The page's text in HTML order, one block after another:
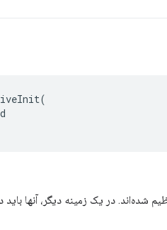
باشید که پیش‌فرض‌ها در اینجا برای دستگاه‌های خواب‌آلود 802.15.4 تنظیم شده‌اند. در یک زمینه دیگر، آنها